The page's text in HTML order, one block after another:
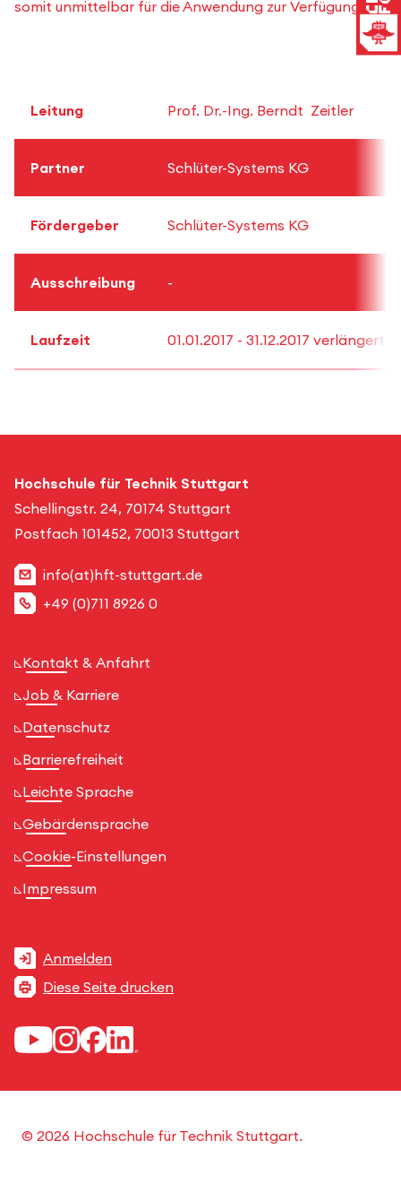
somit unmittelbar für die Anwendung zur Verfügung.
Leitung Prof. Dr.-Ing. Berndt Zeitler
Partner Schlüter-Systems KG
Fördergeber Schlüter-Systems KG
Ausschreibung -
Laufzeit 01.01.2017 - 31.12.2017 verlängert
Hochschule für Technik Stuttgart
Schellingstr. 24, 70174 Stuttgart
Postfach 101452, 70013 Stuttgart
info(at)hft-stuttgart.de
+49 (0)711 8926 0
Kontakt & Anfahrt
Job & Karriere
Datenschutz
Barrierefreiheit
Leichte Sprache
Gebärdensprache
Cookie-Einstellungen
Impressum
Anmelden
Diese Seite drucken
© 2026 Hochschule für Technik Stuttgart.